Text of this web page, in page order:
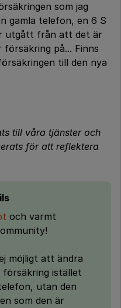
som jag
gamla telefon, en 6 S
utgått från att det är
på... Finns
till den nya
till våra tjänster och
för att reflektera
och varmt
möjligt att ändra
istället
utan den
som den är